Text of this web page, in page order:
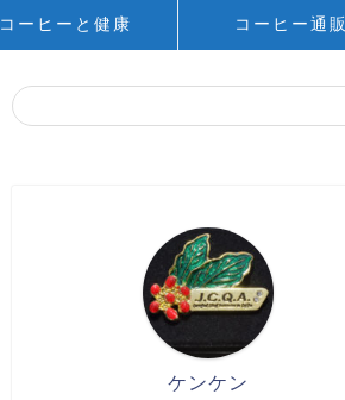
コーヒーと健康 コーヒー通販
ケンケン